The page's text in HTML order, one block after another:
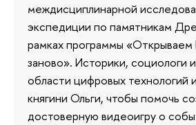
междисциплинарной
экспедиции по памятникам
рамках программы
заново». Историки, социологи
области цифровых технологий
княгини Ольги, чтобы помочь
достоверную видеоигру о